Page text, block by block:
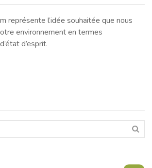
représente l’idée souhaitée que nous
environnement en termes
d’esprit.